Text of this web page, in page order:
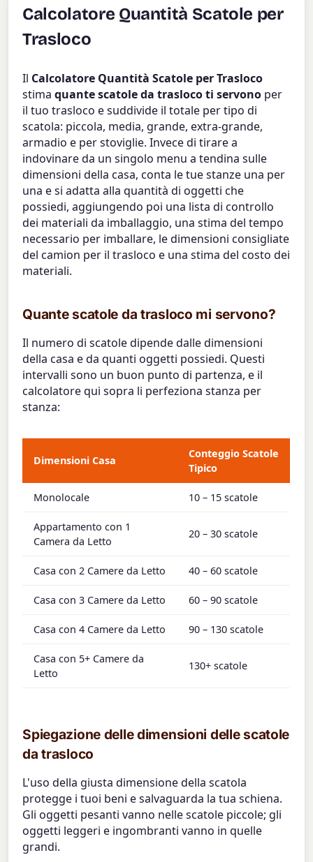
Calcolatore Quantità Scatole per
Trasloco
Il Calcolatore Quantità Scatole per Trasloco
stimaquante scatole da trasloco ti servono per
il tuo trasloco e suddivide il totale per tipo di
scatola: piccola, media, grande, extra-grande,
armadio e per stoviglie. Invece di tirare a
indovinare da un singolo menu a tendina sulle
dimensioni della casa, conta le tue stanze una per
una e si adatta alla quantità di oggetti che
possiedi, aggiungendo poi una lista di controllo
dei materiali da imballaggio, una stima del tempo
necessario per imballare, le dimensioni consigliate
del camion per il trasloco e una stima del costo dei
materiali.
Quante scatole da trasloco mi servono?
Il numero di scatole dipende dalle dimensioni
della casa e da quanti oggetti possiedi. Questi
intervalli sono un buon punto di partenza, e il
calcolatore qui sopra li perfeziona stanza per
stanza:
Dimensioni Casa
Conteggio Scatole
Tipico
Monolocale 10 – 15 scatole
Appartamento con 1
Camera da Letto
20 – 30 scatole
Casa con 2 Camere da Letto 40 – 60 scatole
Casa con 3 Camere da Letto 60 – 90 scatole
Casa con 4 Camere da Letto 90 – 130 scatole
Casa con 5+ Camere da
Letto
130+ scatole
Spiegazione delle dimensioni delle scatole
da trasloco
L'uso della giusta dimensione della scatola
protegge i tuoi beni e salvaguarda la tua schiena.
Gli oggetti pesanti vanno nelle scatole piccole; gli
oggetti leggeri e ingombranti vanno in quelle
grandi.